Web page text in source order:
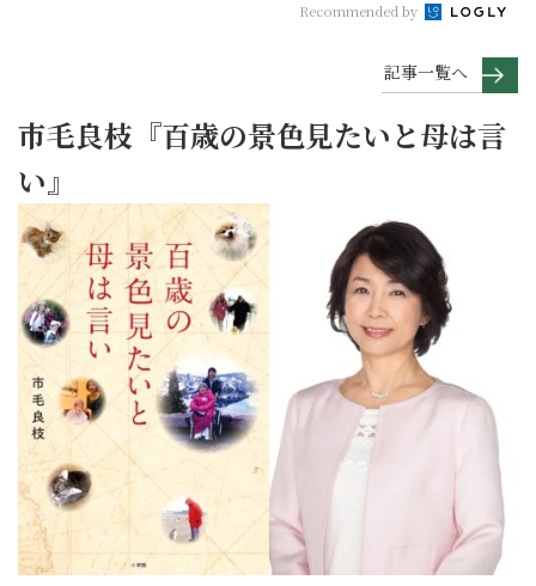
Recommended by
記事一覧へ
市毛良枝『百歳の景色見たいと母は言
い』